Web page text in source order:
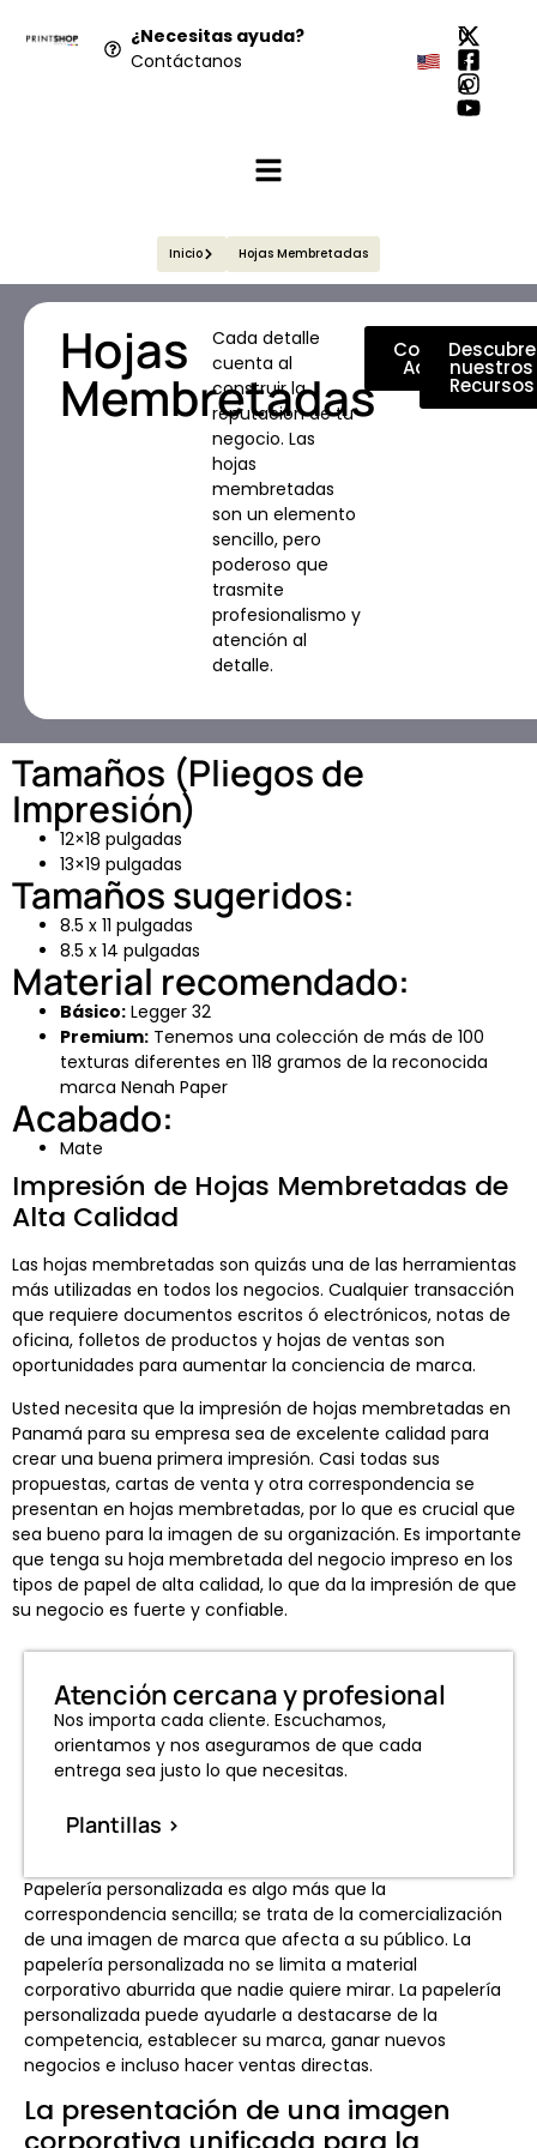
¿Necesitas ayuda?
Contáctanos
U
S
A
Inicio Hojas Membretadas
Hojas
Membretadas
Cada detalle
cuenta al
construir la
reputación de tu
negocio. Las
hojas
membretadas
son un elemento
sencillo, pero
poderoso que
trasmite
profesionalismo y
atención al
detalle.
Cotiza
Aquí
Descubre
nuestros
Recursos
Tamaños (Pliegos de
Impresión)
12×18 pulgadas
13×19 pulgadas
Tamaños sugeridos:
8.5 x 11 pulgadas
8.5 x 14 pulgadas
Material recomendado:
Básico: Legger 32
Premium: Tenemos una colección de más de 100
texturas diferentes en 118 gramos de la reconocida
marca Nenah Paper
Acabado:
Mate
Impresión de Hojas Membretadas de
Alta Calidad
Las hojas membretadas son quizás una de las herramientas
más utilizadas en todos los negocios. Cualquier transacción
que requiere documentos escritos ó electrónicos, notas de
oficina, folletos de productos y hojas de ventas son
oportunidades para aumentar la conciencia de marca.
Usted necesita que la impresión de hojas membretadas en
Panamá para su empresa sea de excelente calidad para
crear una buena primera impresión. Casi todas sus
propuestas, cartas de venta y otra correspondencia se
presentan en hojas membretadas, por lo que es crucial que
sea bueno para la imagen de su organización. Es importante
que tenga su hoja membretada del negocio impreso en los
tipos de papel de alta calidad, lo que da la impresión de que
su negocio es fuerte y confiable.
Atención cercana y profesional
Nos importa cada cliente. Escuchamos,
orientamos y nos aseguramos de que cada
entrega sea justo lo que necesitas.
Plantillas >
Papelería personalizada es algo más que la
correspondencia sencilla; se trata de la comercialización
de una imagen de marca que afecta a su público. La
papelería personalizada no se limita a material
corporativo aburrida que nadie quiere mirar. La papelería
personalizada puede ayudarle a destacarse de la
competencia, establecer su marca, ganar nuevos
negocios e incluso hacer ventas directas.
La presentación de una imagen